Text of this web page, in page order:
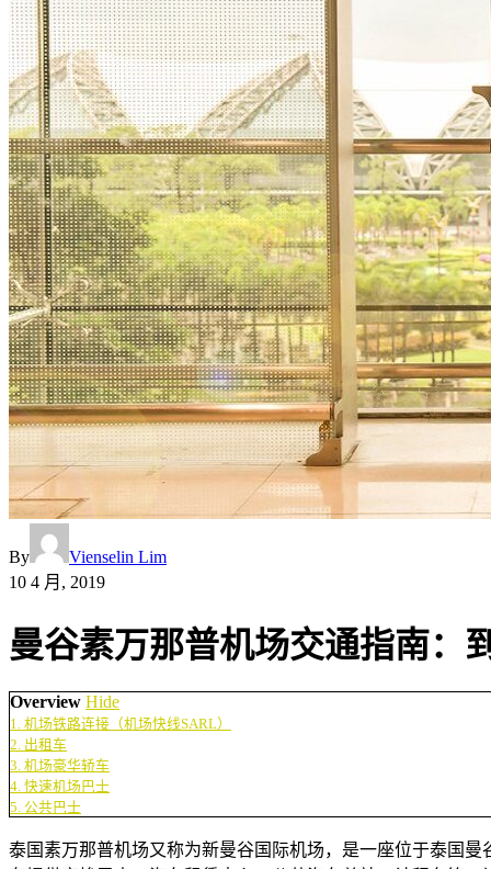
By
Vienselin Lim
10 4 月, 2019
曼谷素万那普机场交通指南：
Overview Hide
1. 机场铁路连接（机场快线SARL）
2. 出租车
3. 机场豪华轿车
4. 快速机场巴士
5. 公共巴士
泰国素万那普机场又称为新曼谷国际机场，是一座位于泰国